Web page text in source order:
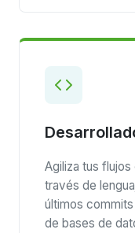
Agiliza tus flujos
través de
últimos
de bases de